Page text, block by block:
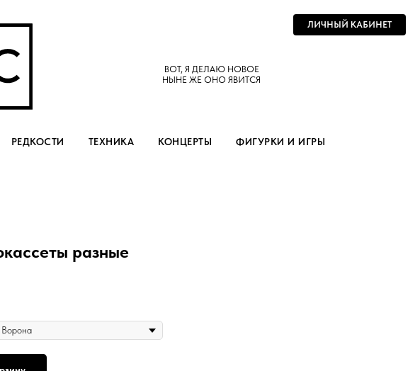
ВОТ, Я ДЕЛАЮ НОВОЕ
НЫНЕ ЖЕ ОНО ЯВИТСЯ
РЕДКОСТИ ТЕХНИКА КОНЦЕРТЫ ФИГУРКИ И ИГРЫ
ЛИЧНЫЙ КАБИНЕТ
разные